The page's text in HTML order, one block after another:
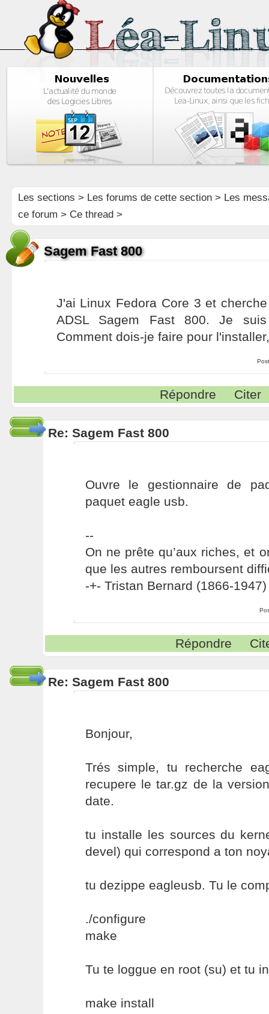
Les sections > Les forums de cette section> Les
ce forum > Ce thread >
Sagem Fast 800
J'ai Linux Fedora Core 3 et
ADSL Sagem Fast 800. Je
Comment dois-je faire pour
Répondre Citer
Re: Sagem Fast 800
Ouvre le gestionnaire de
paquet eagle usb.
--
On ne prête qu’aux riches, et
que les autres remboursent
-+- Tristan Bernard (1866-1947)
Répondre
Re: Sagem Fast 800
Bonjour,
Trés simple, tu recherche
recupere le tar.gz de la
date.
tu installe les sources du
devel) qui correspond a ton
tu dezippe eagleusb. Tu le
./configure
make
Tu te loggue en root (su) et tu
make install